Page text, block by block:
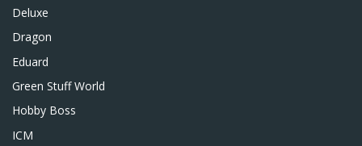
Deluxe
Dragon
Eduard
Green Stuff World
Hobby Boss
ICM